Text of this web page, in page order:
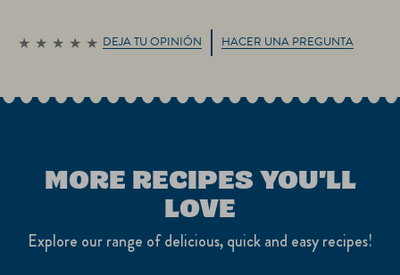
No
calificaciones
DEJA TU OPINIÓN HACER UNA PREGUNTA
MORE RECIPES YOU'LL
LOVE
Explore our range of delicious, quick and easy recipes!